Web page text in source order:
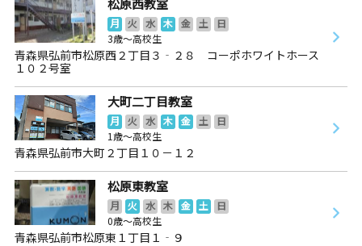
松原西教室
月 火 水 木 金 土
日
3歳～高校生
青森県弘前市松原西２丁目３‐２８ コーポホワイトホース
１０２号室
大町二丁目教室
月 火 水 木 金 土
日
1歳～高校生
青森県弘前市大町２丁目１０－１２
松原東教室
月 火 水 木 金 土
日
0歳～高校生
青森県弘前市松原東１丁目１‐９